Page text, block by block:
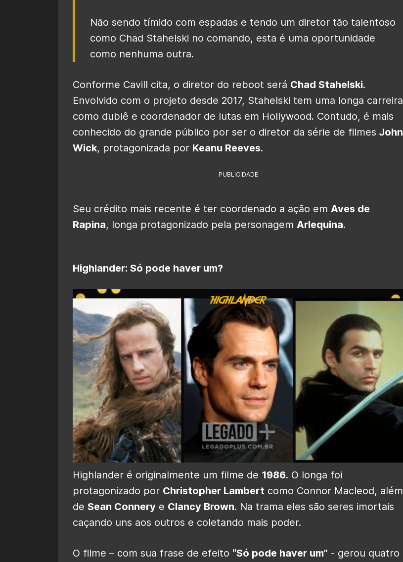
Não sendo tímido com espadas e tendo um diretor tão talentoso
como Chad Stahelski no comando, esta é uma oportunidade
como nenhuma outra.
Conforme Cavill cita, o diretor do reboot será Chad Stahelski.
Envolvido com o projeto desde 2017, Stahelski tem uma longa carreira
como dublê e coordenador de lutas em Hollywood. Contudo, é mais
conhecido do grande público por ser o diretor da série de filmes John
Wick, protagonizada por Keanu Reeves.
PUBLICIDADE
Seu crédito mais recente é ter coordenado a ação em Aves de
Rapina, longa protagonizado pela personagem Arlequina.
Highlander: Só pode haver um?
Highlander é originalmente um filme de 1986. O longa foi
protagonizado por Christopher Lambert como Connor Macleod, além
de Sean Connery e Clancy Brown. Na trama eles são seres imortais
caçando uns aos outros e coletando mais poder.
O filme – com sua frase de efeito “Só pode haver um” ​​- gerou quatro